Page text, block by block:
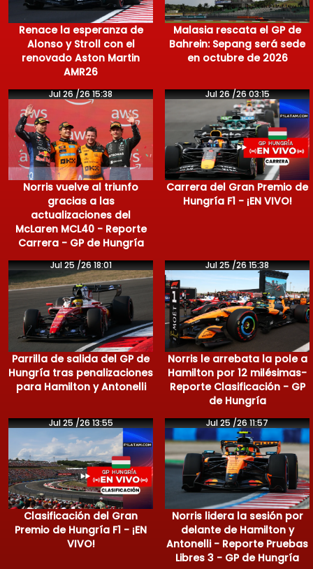
Renace la esperanza de
Alonso y Stroll con el
renovado Aston Martin
AMR26
Malasia rescata el GP de
Bahrein: Sepang será sede
en octubre de 2026
Jul 26 /26 15:38
Norris vuelve al triunfo
gracias a las
actualizaciones del
McLaren MCL40 - Reporte
Carrera - GP de Hungría
Jul 26 /26 03:15
Carrera del Gran Premio de
Hungría F1 - ¡EN VIVO!
Jul 25 /26 18:01
Parrilla de salida del GP de
Hungría tras penalizaciones
para Hamilton y Antonelli
Jul 25 /26 15:38
Norris le arrebata la pole a
Hamilton por 12 milésimas-
Reporte Clasificación - GP
de Hungría
Jul 25 /26 13:55
Clasificación del Gran
Premio de Hungría F1 - ¡EN
VIVO!
Jul 25 /26 11:57
Norris lidera la sesión por
delante de Hamilton y
Antonelli - Reporte Pruebas
Libres 3 - GP de Hungría